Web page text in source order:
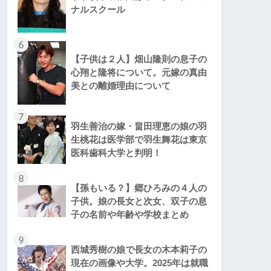
ナルスクール
6
【子供は２人】畑山隆則の息子の
心翔と隆将について。元嫁の真由
美との離婚理由について
7
羽生善治の嫁・畠田理恵の娘の羽
生桃花は医学部で羽生舞花は東京
医科歯科大学と判明！
8
【孫もいる？】郷ひろみの４人の
子供。娘の長女と次女、双子の息
子の名前や年齢や学校まとめ
9
西城秀樹の娘で長女の木本莉子の
現在の画像や大学。2025年は就職